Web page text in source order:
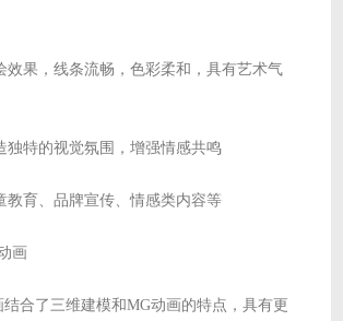
效果，线条流畅，色彩柔和，具有艺术气
独特的视觉氛围，增强情感共鸣
教育、品牌宣传、情感类内容等
画
结合了三维建模和MG动画的特点，具有更